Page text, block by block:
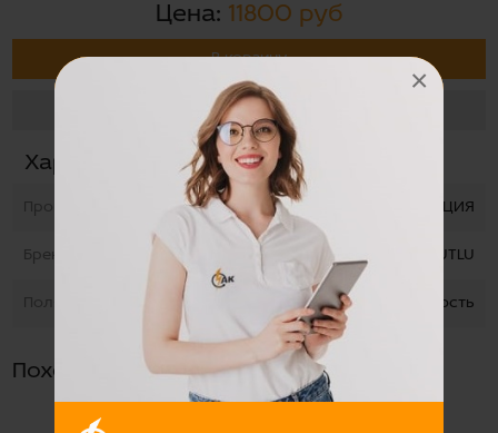
×
Цена: 11800 руб
В корзину
Заказать в один клик
Характеристики
Производство ТУРЦИЯ
Бренд MUTLU
Полярность прямая полярность
Похожие товары